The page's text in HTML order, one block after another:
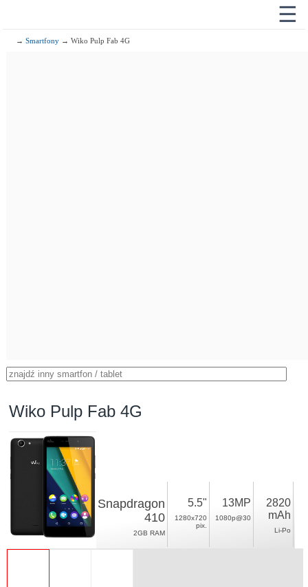
☰
→Smartfony → Wiko Pulp Fab 4G
Wiko Pulp Fab 4G
Snapdragon
410
2GB RAM
5.5"
1280x720
pix.
13MP
1080p@30
2820
mAh
Li-Po